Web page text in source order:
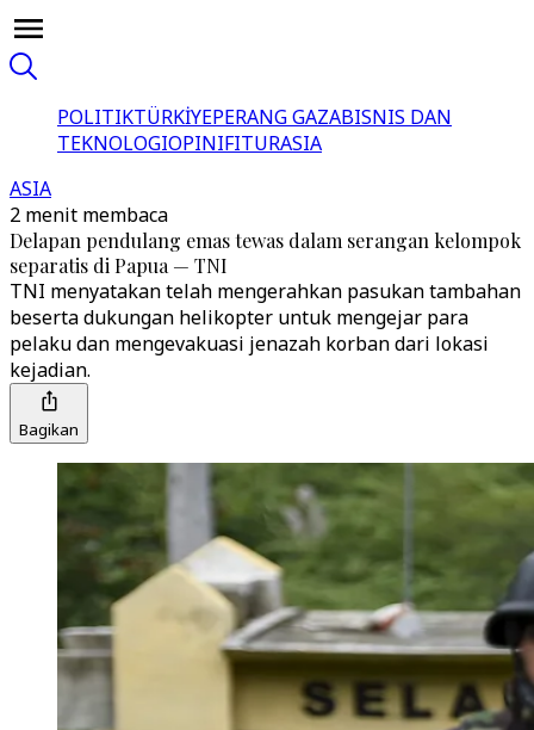
POLITIKTÜRKİYEPERANG GAZABISNIS DAN
TEKNOLOGIOPINIFITURASIA
ASIA
2 menit membaca
Delapan pendulang emas tewas dalam serangan kelompok
separatis di Papua — TNI
TNI menyatakan telah mengerahkan pasukan tambahan
beserta dukungan helikopter untuk mengejar para
pelaku dan mengevakuasi jenazah korban dari lokasi
kejadian.
Bagikan